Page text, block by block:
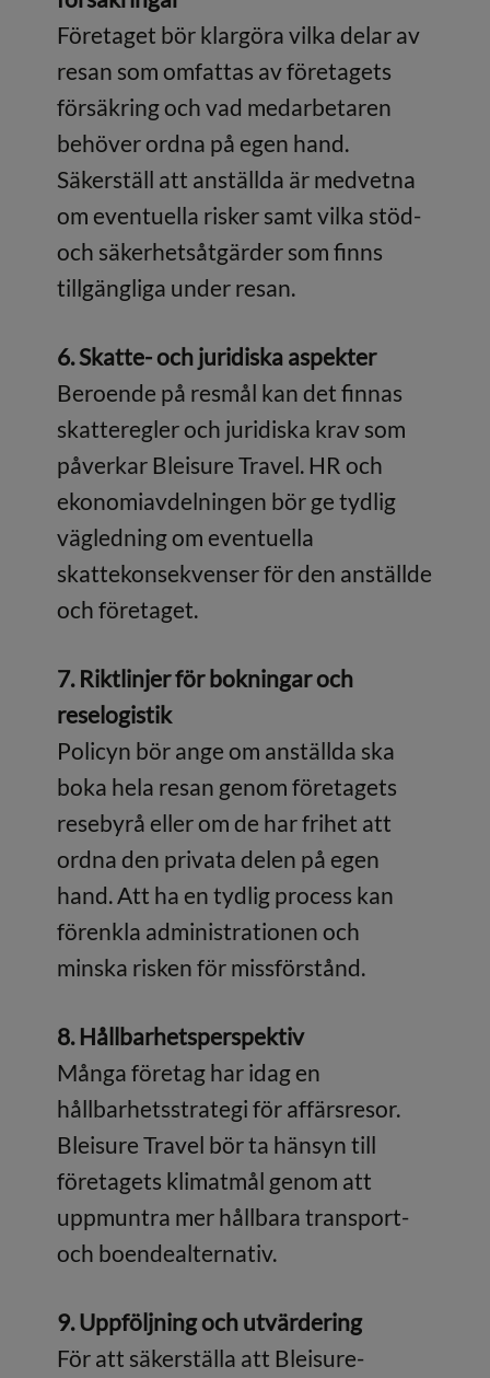
Företaget bör klargöra vilka delar av
resan som omfattas av företagets
försäkring och vad medarbetaren
behöver ordna på egen hand.
Säkerställ att anställda är medvetna
om eventuella risker samt vilka stöd-
och säkerhetsåtgärder som finns
tillgängliga under resan.
6. Skatte- och juridiska aspekter
Beroende på resmål kan det finnas
skatteregler och juridiska krav som
påverkar Bleisure Travel. HR och
ekonomiavdelningen bör ge tydlig
vägledning om eventuella
skattekonsekvenser för den anställde
och företaget.
7. Riktlinjer för bokningar och
reselogistik
Policyn bör ange om anställda ska
boka hela resan genom företagets
resebyrå eller om de har frihet att
ordna den privata delen på egen
hand. Att ha en tydlig process kan
förenkla administrationen och
minska risken för missförstånd.
8. Hållbarhetsperspektiv
Många företag har idag en
hållbarhetsstrategi för affärsresor.
Bleisure Travel bör ta hänsyn till
företagets klimatmål genom att
uppmuntra mer hållbara transport-
och boendealternativ.
9. Uppföljning och utvärdering
För att säkerställa att Bleisure-